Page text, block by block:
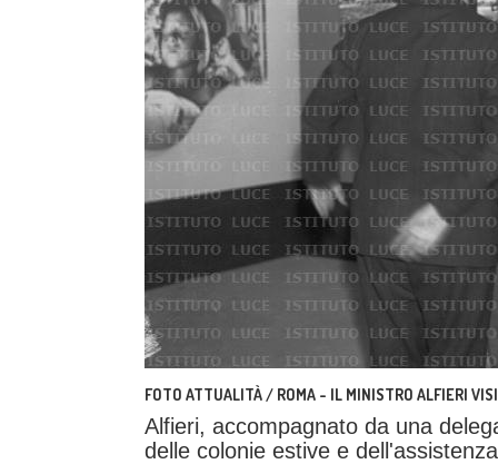
FOTO ATTUALITÀ / ROMA - IL MINISTRO ALFIERI
Alfieri, accompagnato da una
delle colonie estive e